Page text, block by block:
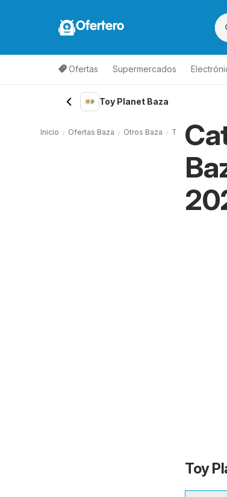
Ofertero
Ofertas Supermercados
Toy Planet Baza
Toy
Inicio Ofertas Baza Otros Baza Toy Planet